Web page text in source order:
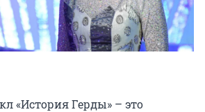
«История Герды» – это